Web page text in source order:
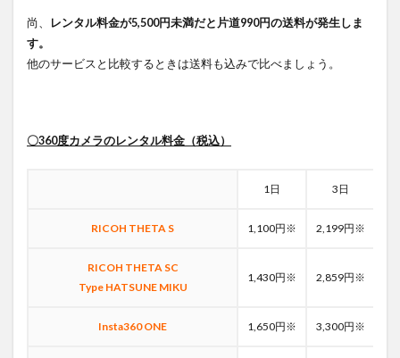
尚、
レンタル料金が5,500円未満だと片道990円の送料が発生しま
す。
他のサービスと比較するときは送料も込みで比べましょう。
〇360度カメラのレンタル料金（税込）
1日 3日
RICOH THETA S 1,100円※ 2,199円※
RICOH THETA SC
Type HATSUNE MIKU
1,430円※ 2,859円※
Insta360 ONE 1,650円※ 3,300円※